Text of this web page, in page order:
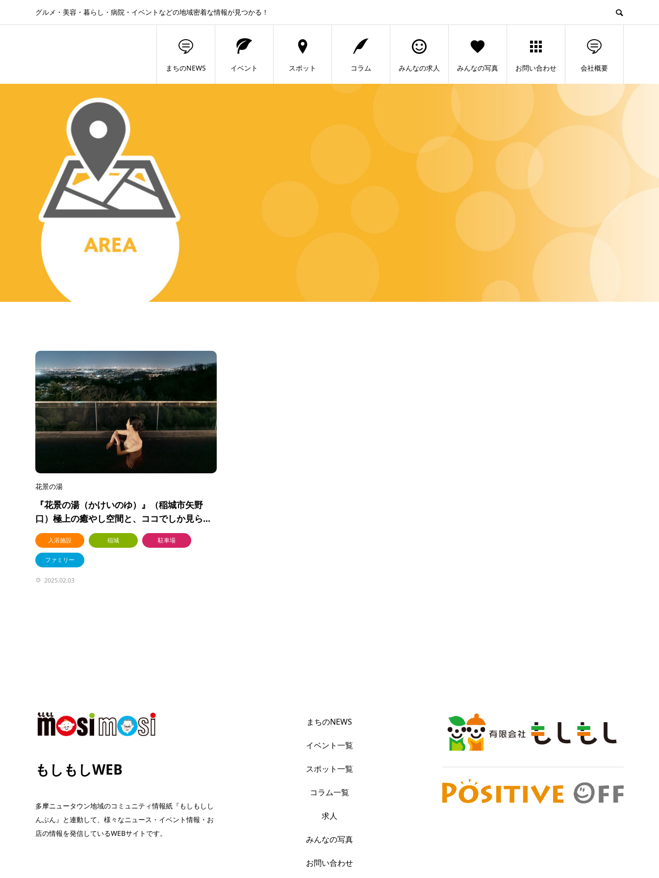
グルメ・美容・暮らし・病院・イベントなどの地域密着な情報が見つかる！
まちのNEWS イベント スポット コラム みんなの求人 みんなの写真 お問い合わせ 会社概要
花景の湯
『花景の湯（かけいのゆ）』（稲城市矢野
口）極上の癒やし空間と、ココでしか見ら...
入浴施設 稲城 駐車場
ファミリー
2025.02.03
もしもしWEB
多摩ニュータウン地域のコミュニティ情報紙『もしもしし
んぶん』と連動して、様々なニュース・イベント情報・お
店の情報を発信しているWEBサイトです。
まちのNEWS
イベント一覧
スポット一覧
コラム一覧
求人
みんなの写真
お問い合わせ